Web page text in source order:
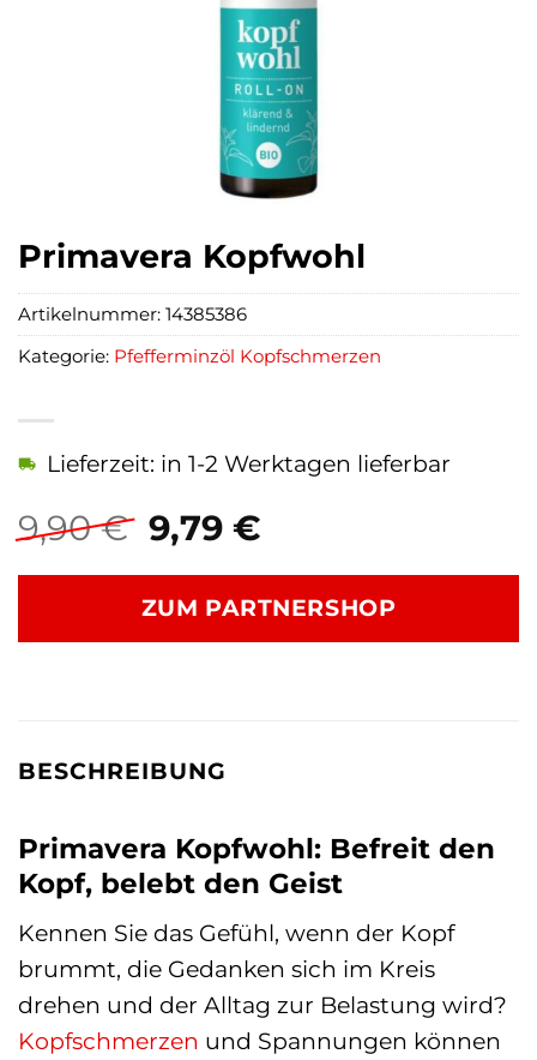
Primavera Kopfwohl
9,90€ Ursprünglicher
Preis
war:
9,90 €
9,79 €Aktueller
ist:
9,79 €.
Lieferzeit: in 1-2 Werktagen lieferbar
ZUM PARTNERSHOP
Artikelnummer: 14385386
Kategorie: Pfefferminzöl Kopfschmerzen
BESCHREIBUNG
Primavera Kopfwohl: Befreit den
Kopf, belebt den Geist
Kennen Sie das Gefühl, wenn der Kopf
brummt, die Gedanken sich im Kreis
drehen und der Alltag zur Belastung wird?
Kopfschmerzen und Spannungen können